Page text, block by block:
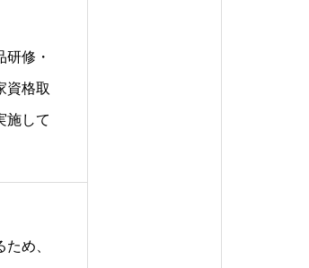
修・
資格取
施して
め、